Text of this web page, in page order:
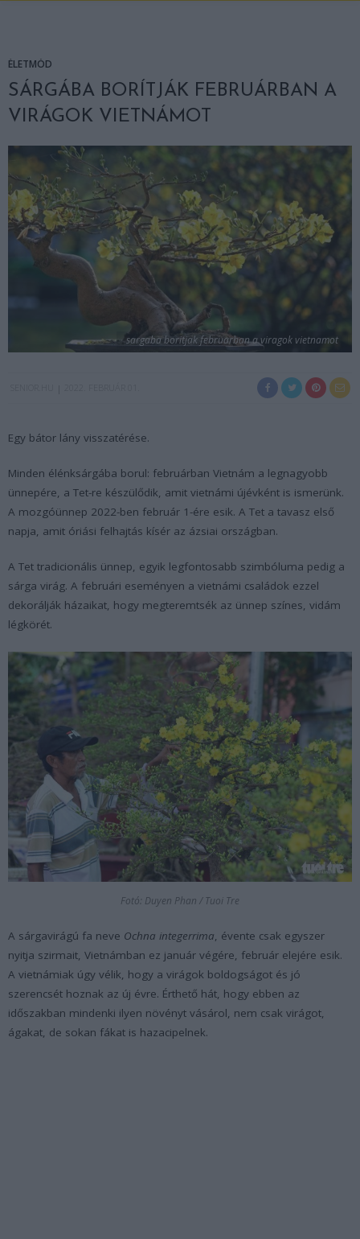
ÉLETMÓD
SÁRGÁBA BORÍTJÁK FEBRUÁRBAN A
VIRÁGOK VIETNÁMOT
sargaba boritjak februarban a viragok vietnamot
Egy bátor lány visszatérése.
Minden élénksárgába borul: februárban Vietnám a legnagyobb
ünnepére, a Tet-re készülődik, amit vietnámi újévként is ismerünk.
A mozgóünnep 2022-ben február 1-ére esik. A Tet a tavasz első
napja, amit óriási felhajtás kísér az ázsiai országban.
A Tet tradicionális ünnep, egyik legfontosabb szimbóluma pedig a
sárga virág. A februári eseményen a vietnámi családok ezzel
dekorálják házaikat, hogy megteremtsék az ünnep színes, vidám
légkörét.
Fotó: Duyen Phan / Tuoi Tre
A sárgavirágú fa neve Ochna integerrima, évente csak egyszer
nyitja szirmait, Vietnámban ez január végére, február elejére esik.
A vietnámiak úgy vélik, hogy a virágok boldogságot és jó
szerencsét hoznak az új évre. Érthető hát, hogy ebben az
időszakban mindenki ilyen növényt vásárol, nem csak virágot,
ágakat, de sokan fákat is hazacipelnek.